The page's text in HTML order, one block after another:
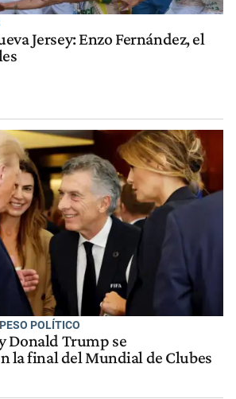
Jersey: Enzo Fernández, el
POLÍTICO
Donald Trump se
la final del Mundial de Clubes